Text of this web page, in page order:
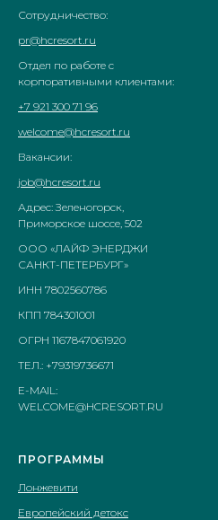
Сотрудничество:
pr@hcresort.ru
Отдел по работе с
корпоративными клиентами:
+7 921 300 71 96
welcome@hcresort.ru
Вакансии:
job@hcresort.ru
Адрес: Зеленогорск,
Приморское шоссе, 502
ООО «ЛАЙФ ЭНЕРДЖИ
САНКТ-ПЕТЕРБУРГ»
ИНН 7802560786
КПП 784301001
ОГРН 1167847061920
ТЕЛ.: +79319736671
E-MAIL:
WELCOME@HCRESORT.RU
ПРОГРАММЫ
Лонжевити
Европейский детокс